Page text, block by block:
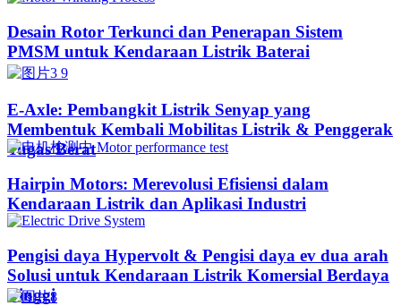
Desain Rotor Terkunci dan Penerapan Sistem
PMSM untuk Kendaraan Listrik Baterai
E-Axle: Pembangkit Listrik Senyap yang
Membentuk Kembali Mobilitas Listrik & Penggerak
Tugas Berat
Hairpin Motors: Merevolusi Efisiensi dalam
Kendaraan Listrik dan Aplikasi Industri
Pengisi daya Hypervolt & Pengisi daya ev dua arah
Solusi untuk Kendaraan Listrik Komersial Berdaya
Tinggi